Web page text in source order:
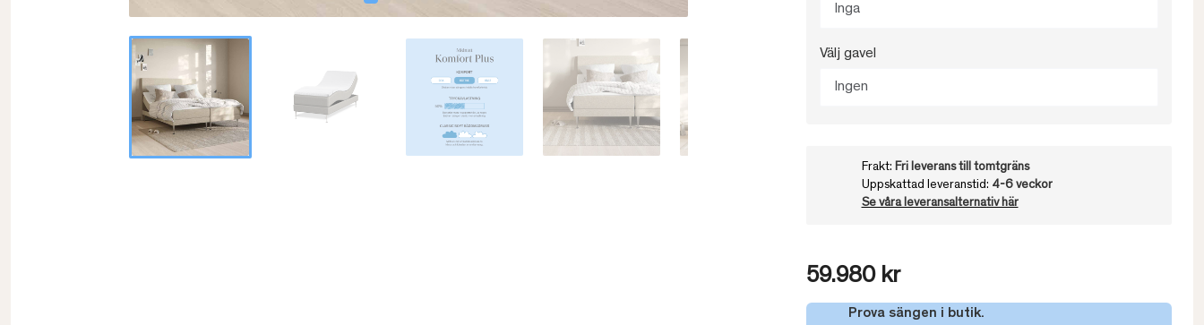
Inga
Välj gavel
Ingen
Frakt: Fri leverans till tomtgräns
Uppskattad leveranstid: 4-6 veckor
Se våra leveransalternativ här
59.980 kr
Prova sängen i butik.